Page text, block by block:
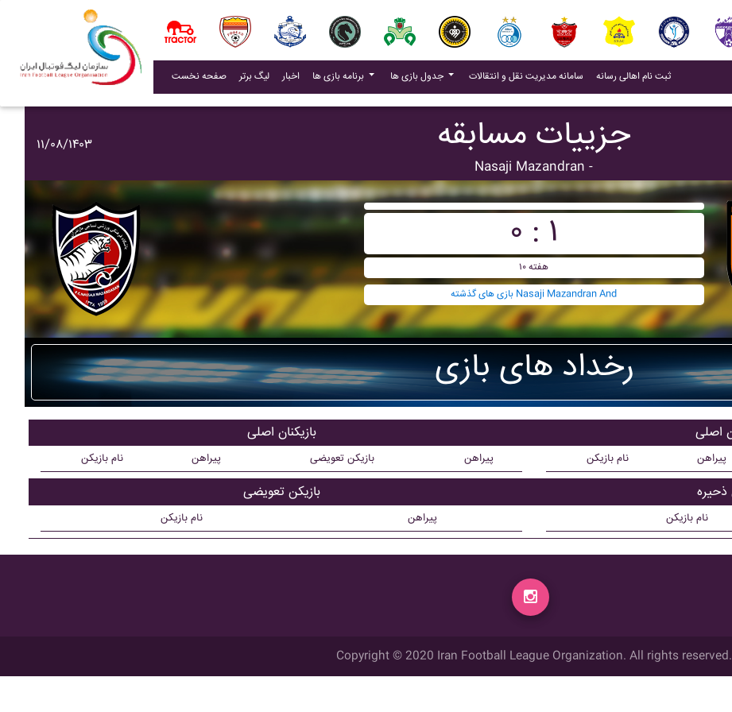
صفحه نخست لیگ برتر اخبار(current) برنامه بازی ها جدول بازی ها سامانه مدیریت نقل و انتقالات (current)
ثبت نام اهالی رسانه(current)
۱۱/۰۸/۱۴۰۳ جزییات مسابقه
Nasaji Mazandran -
۰ : ۱
هفته ۱۰
بازی های گذشته Nasaji Mazandran And
رخداد های بازی
بازیکنان اصلی
نام بازیکن پیراهن بازیکن تعویضی پیراهن
بازیکن تعویضی
نام بازیکن پیراهن
نام بازیکن پیراهن
نام بازیکن
Copyright © 2020 Iran Football League Organization. All rights reserved.